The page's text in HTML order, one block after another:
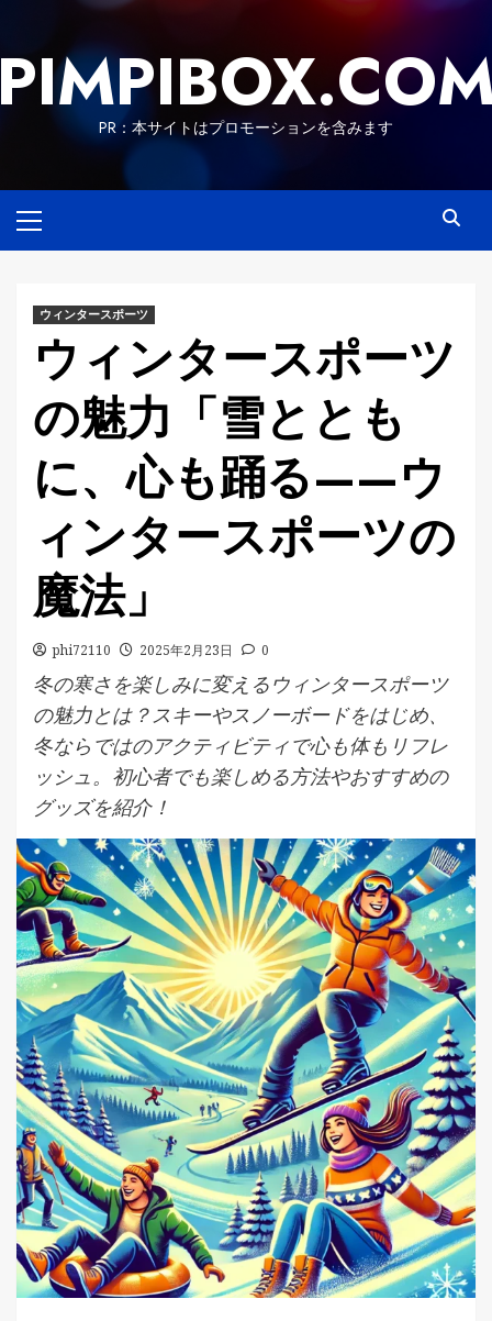
content
PR：本サイトはプロモーションを含みます
Menu
ウィンタースポーツ
ウィンタースポーツ
の魅力「雪ととも
に、心も踊る——ウ
ィンタースポーツの
魔法」
phi72110 2025年2月23日 0
冬の寒さを楽しみに変えるウィンタースポーツ
の魅力とは？スキーやスノーボードをはじめ、
冬ならではのアクティビティで心も体もリフレ
ッシュ。初心者でも楽しめる方法やおすすめの
グッズを紹介！